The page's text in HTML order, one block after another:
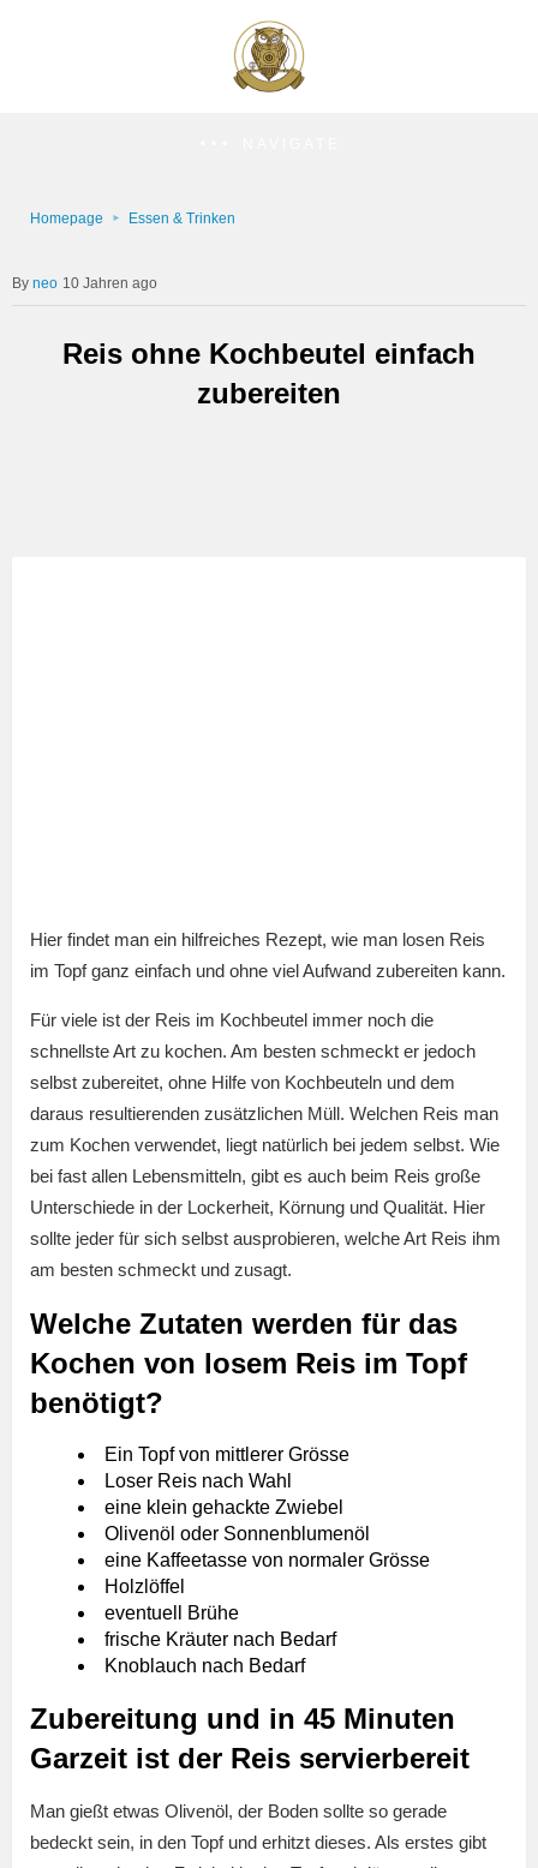
Homepage Essen & Trinken
neo 10 Jahren ago
Reis ohne Kochbeutel einfach
zubereiten
Hier findet man ein hilfreiches Rezept, wie man losen Reis
im Topf ganz einfach und ohne viel Aufwand zubereiten kann.
Für viele ist der Reis im Kochbeutel immer noch die
schnellste Art zu kochen. Am besten schmeckt er jedoch
selbst zubereitet, ohne Hilfe von Kochbeuteln und dem
daraus resultierenden zusätzlichen Müll. Welchen Reis man
zum Kochen verwendet, liegt natürlich bei jedem selbst. Wie
bei fast allen Lebensmitteln, gibt es auch beim Reis große
Unterschiede in der Lockerheit, Körnung und Qualität. Hier
sollte jeder für sich selbst ausprobieren, welche Art Reis ihm
am besten schmeckt und zusagt.
Welche Zutaten werden für das
Kochen von losem Reis im Topf
benötigt?
Ein Topf von mittlerer Grösse
Loser Reis nach Wahl
eine klein gehackte Zwiebel
Olivenöl oder Sonnenblumenöl
eine Kaffeetasse von normaler Grösse
Holzlöffel
eventuell Brühe
frische Kräuter nach Bedarf
Knoblauch nach Bedarf
Zubereitung und in 45 Minuten
Garzeit ist der Reis servierbereit
Man gießt etwas Olivenöl, der Boden sollte so gerade
bedeckt sein, in den Topf und erhitzt dieses. Als erstes gibt